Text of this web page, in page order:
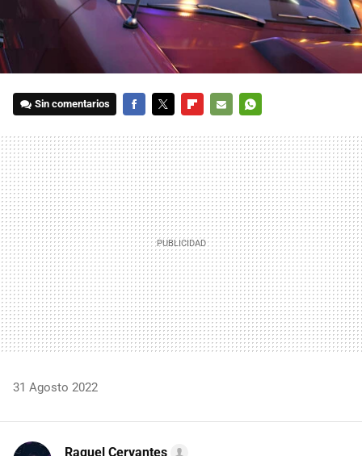
Sin comentarios
MAIL
31 Agosto 2022
Raquel Cervantes